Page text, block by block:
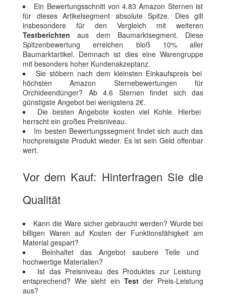
Ein Bewertungsschnitt von 4.83 Amazon Sternen ist
für dieses Artikelsegment absolute Spitze. Dies gilt
insbesondere für den Vergleich mit weiteren
Testberichten aus dem Baumarktsegment. Diese
Spitzenbewertung erreichen bloß 10% aller
Baumarktartikel. Demnach ist dies eine Warengruppe
mit besonders hoher Kundenakzeptanz.
Sie stöbern nach dem kleinsten Einkaufspreis bei
höchsten Amazon Sternebewertungen für
Orchideendünger? Ab 4.6 Sternen findet sich das
günstigste Angebot bei wenigstens 2€.
Die besten Angebote kosten viel Kohle. Hierbei
herrscht ein großes Preisniveau.
Im besten Bewertungssegment findet sich auch das
hochpreisigste Produkt wieder. Es ist sein Geld offenbar
wert.
Vor dem Kauf: Hinterfragen Sie die
Qualität
Kann die Ware sicher gebraucht werden? Wurde bei
billigen Waren auf Kosten der Funktionsfähigkeit am
Material gespart?
Beinhaltet das Angebot saubere Teile und
hochwertige Materialien?
Ist das Preisniveau des Produktes zur Leistung
entsprechend? Wie sieht ein Testder Preis-Leistung
aus?